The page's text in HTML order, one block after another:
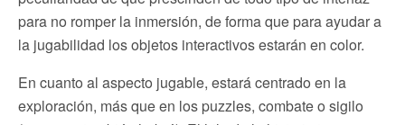
para no romper la inmersión, de forma que para ayudar a
la jugabilidad los objetos interactivos estarán en color.
En cuanto al aspecto jugable, estará centrado en la
exploración, más que en los puzzles, combate o sigilo